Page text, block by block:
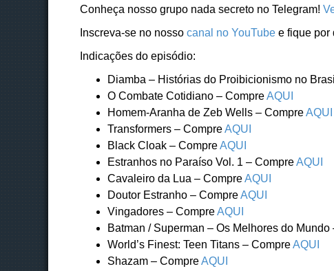
Conheça nosso grupo nada secreto no Telegram!
Inscreva-se no nosso canal no YouTube e fique por
Indicações do episódio:
Diamba – Histórias do Proibicionismo no
O Combate Cotidiano – CompreAQUI
Homem-Aranha de Zeb Wells – CompreAQUI
Transformers – CompreAQUI
Black Cloak – CompreAQUI
Estranhos no Paraíso Vol. 1 – CompreAQUI
Cavaleiro da Lua – CompreAQUI
Doutor Estranho – CompreAQUI
Vingadores – CompreAQUI
Batman / Superman – Os Melhores do Mundo
World’s Finest: Teen Titans – CompreAQUI
Shazam – CompreAQUI